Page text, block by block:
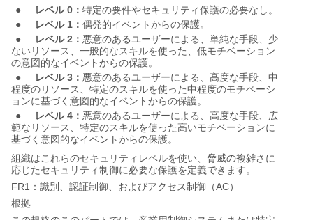
● レベル0 ： 特定の要件やセキュリティ保護の必要なし。
●
レベル1 ： 偶発的イベントからの保護。
●
レベル2 ： 悪意のあるユーザーによる、単純な手段、少
ないリソース、一般的なスキルを使った、低モチベーション
の意図的なイベントからの保護。
●
レベル3 ： 悪意のあるユーザーによる、高度な手段、中
程度のリソース、特定のスキルを使った中程度のモチベーシ
ョンに基づく意図的なイベントからの保護。
●
レベル4 ： 悪意のあるユーザーによる、高度な手段、広
範なリソース、特定のスキルを使った高いモチベーションに
基づく意図的なイベントからの保護。
組織はこれらのセキュリティレベルを使い、脅威の複雑さに
応じたセキュリティ制御に必要な保護を定義できます。
FR1 ：識別、認証制御、およびアクセス制御（AC）
根拠